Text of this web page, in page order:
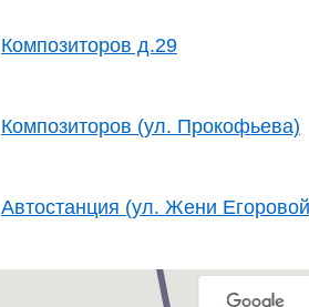
Композиторов д.29
Композиторов (ул. Прокофьева)
Автостанция (ул. Жени